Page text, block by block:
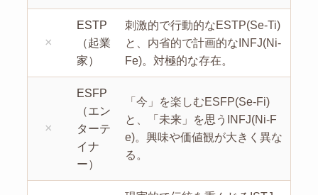
×
ESTP
（起業
家）
刺激的で行動的なESTP(Se-Ti)
と、内省的で計画的なINFJ(Ni-
Fe)。対極的な存在。
×
ESFP
（エン
ターテ
イナ
ー）
「今」を楽しむESFP(Se-Fi)
と、「未来」を思うINFJ(Ni-F
e)。興味や価値観が大きく異な
る。